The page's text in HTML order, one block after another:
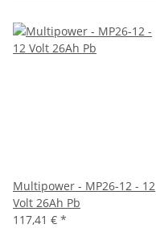
Multipower - MP26-12 - 12
Volt 26Ah Pb
117,41 € *